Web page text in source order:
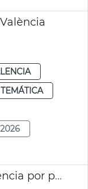
Balance uso líneas EMT València por plaza Ayuntamiento